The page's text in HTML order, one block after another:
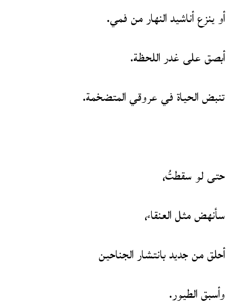
أو ينزع أناشيد النهار من فمي.
أبصق على غدر اللحظة.
تنبض الحياة في عروقي المتضخمة.
حتى لو سقطتُ،
سأنهض مثل العنقاء،
أحلق من جديد بانتشار الجناحين
وأسبق الطيور.